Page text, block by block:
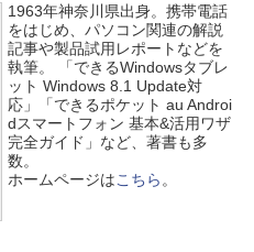
1963年神奈川県出身。携帯電話
をはじめ、パソコン関連の解説
記事や製品試用レポートなどを
執筆。 「できるWindowsタブレ
ット Windows 8.1 Update対
応」「できるポケット au Androi
dスマートフォン 基本&活用ワザ
完全ガイド」など、著書も多
数。
ホームページはこちら 。